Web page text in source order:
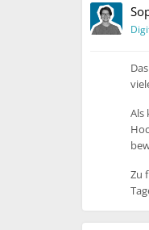
Als
Zu